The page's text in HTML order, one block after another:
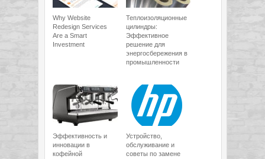
Why Website
Redesign Services
Are a Smart
Investment
Теплоизоляционные
цилиндры:
Эффективное
решение для
энергосбережения в
промышленности
Эффективность и
инновации в
кофейной
Устройство,
обслуживание и
советы по замене